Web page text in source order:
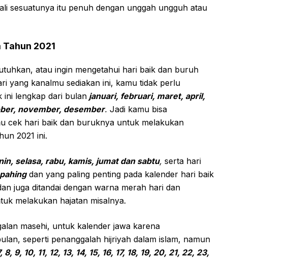
sesuatunya itu penuh dengan unggah ungguh atau
2021
atau ingin mengetahui hari baik dan buruh
yang kanalmu sediakan ini, kamu tidak perlu
ini lengkap dari bulan januari, februari, maret, april,
november, desember. Jadi kamu bisa
cek hari baik dan buruknya untuk melakukan
2021 ini.
selasa, rabu, kamis, jumat dan sabtu, serta hari
dan yang paling penting pada kalender hari baik
juga ditandai dengan warna merah hari dan
melakukan hajatan misalnya.
masehi, untuk kalender jawa karena
seperti penanggalah hijriyah dalam islam, namun
8, 9, 10, 11, 12, 13, 14, 15, 16, 17, 18, 19, 20, 21, 22, 23,